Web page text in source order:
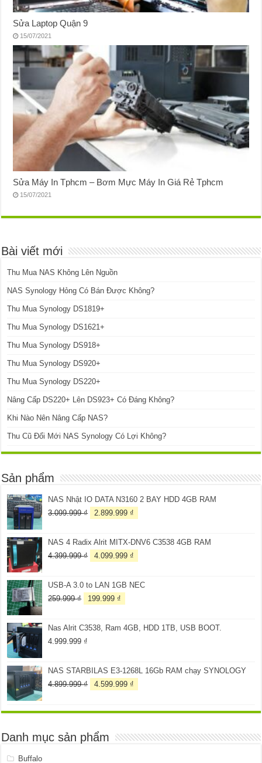
Sửa Laptop Quận 9
15/07/2021
Sửa Máy In Tphcm – Bơm Mực Máy In Giá Rẻ Tphcm
15/07/2021
Bài viết mới
Thu Mua NAS Không Lên Nguồn
NAS Synology Hỏng Có Bán Được Không?
Thu Mua Synology DS1819+
Thu Mua Synology DS1621+
Thu Mua Synology DS918+
Thu Mua Synology DS920+
Thu Mua Synology DS220+
Nâng Cấp DS220+ Lên DS923+ Có Đáng Không?
Khi Nào Nên Nâng Cấp NAS?
Thu Cũ Đổi Mới NAS Synology Có Lợi Không?
Sản phẩm
NAS Nhật IO DATA N3160 2 BAY HDD 4GB RAM
3.099.999₫
Giá
3.099.999 ₫.
2.899.999 ₫
là:
NAS 4 Radix Alrit MITX-DNV6 C3538 4GB RAM
4.399.999₫
Giá
4.399.999 ₫.
4.099.999 ₫
là:
USB-A 3.0 to LAN 1GB NEC
259.999₫
Giá
259.999 ₫.
199.999 ₫
là:
Nas Alrit C3538, Ram 4GB, HDD 1TB, USB BOOT.
4.999.999 ₫
NAS STARBILAS E3-1268L 16Gb RAM chạy SYNOLOGY
4.899.999₫
Giá
4.899.999 ₫.
4.599.999 ₫
là:
Danh mục sản phẩm
Buffalo